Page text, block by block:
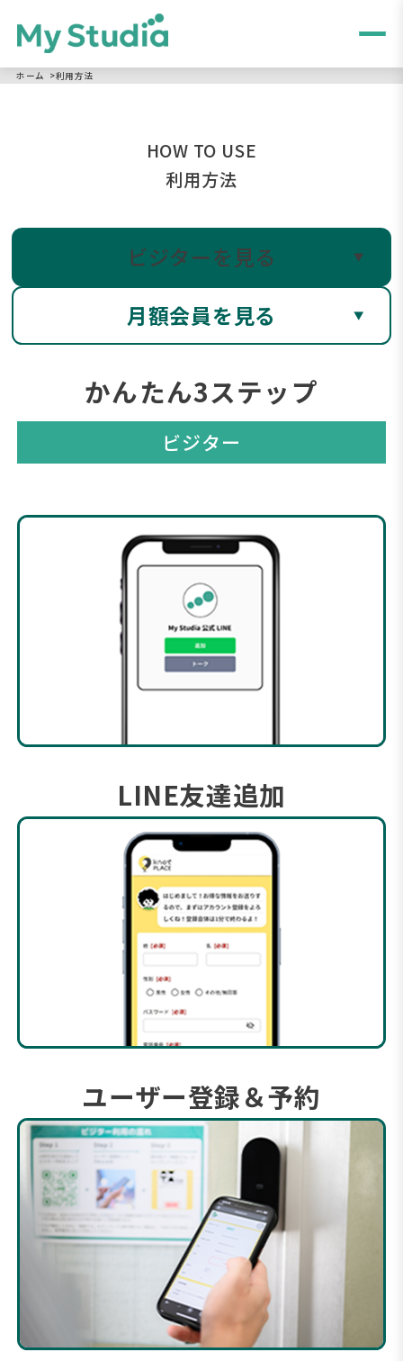
ホーム >利用方法
HOW TO USE
利用方法
ビジターを見る
月額会員を見る
かんたん3ステップ
ビジター
LINE友達追加
ユーザー登録＆予約